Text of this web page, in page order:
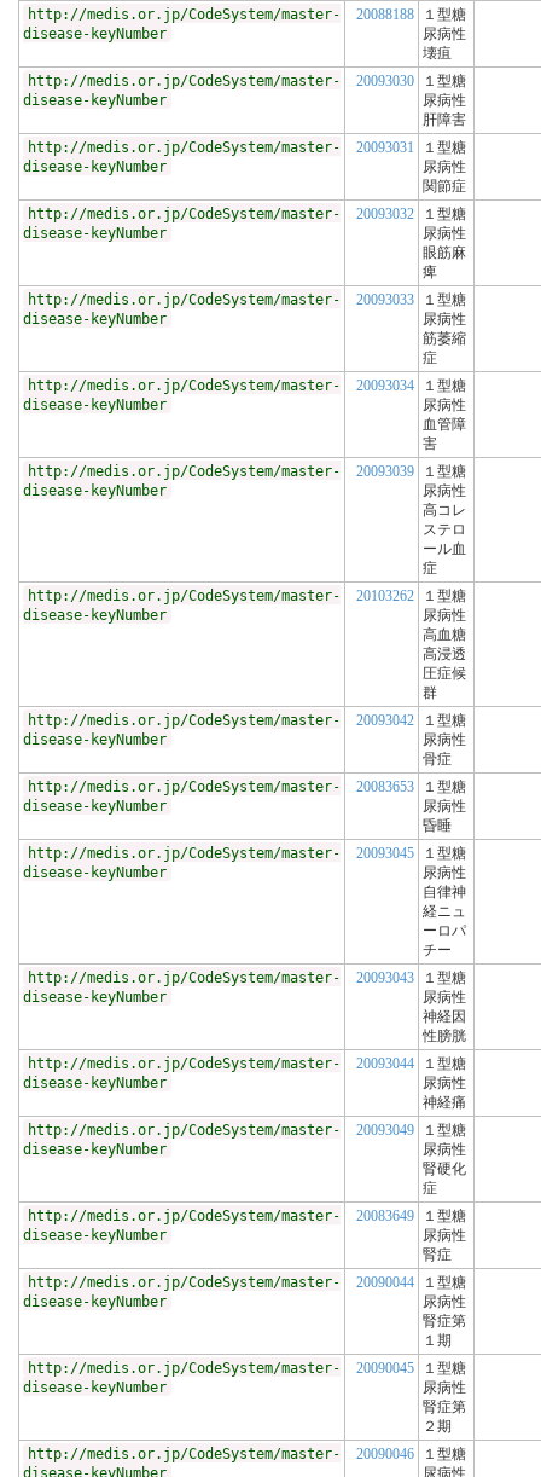
http://medis.or.jp/CodeSystem/master-
disease-keyNumber
20088188
１型糖
尿病性
壊疽
http://medis.or.jp/CodeSystem/master-
disease-keyNumber
20093030
１型糖
尿病性
肝障害
http://medis.or.jp/CodeSystem/master-
disease-keyNumber
20093031
１型糖
尿病性
関節症
http://medis.or.jp/CodeSystem/master-
disease-keyNumber
20093032
１型糖
尿病性
眼筋麻
痺
http://medis.or.jp/CodeSystem/master-
disease-keyNumber
20093033
１型糖
尿病性
筋萎縮
症
http://medis.or.jp/CodeSystem/master-
disease-keyNumber
20093034
１型糖
尿病性
血管障
害
http://medis.or.jp/CodeSystem/master-
disease-keyNumber
20093039
１型糖
尿病性
高コレ
ステロ
ール血
症
http://medis.or.jp/CodeSystem/master-
disease-keyNumber
20103262
１型糖
尿病性
高血糖
高浸透
圧症候
群
http://medis.or.jp/CodeSystem/master-
disease-keyNumber
20093042
１型糖
尿病性
骨症
http://medis.or.jp/CodeSystem/master-
disease-keyNumber
20083653
１型糖
尿病性
昏睡
http://medis.or.jp/CodeSystem/master-
disease-keyNumber
20093045
１型糖
尿病性
自律神
経ニュ
ーロパ
チー
http://medis.or.jp/CodeSystem/master-
disease-keyNumber
20093043
１型糖
尿病性
神経因
性膀胱
http://medis.or.jp/CodeSystem/master-
disease-keyNumber
20093044
１型糖
尿病性
神経痛
http://medis.or.jp/CodeSystem/master-
disease-keyNumber
20093049
１型糖
尿病性
腎硬化
症
http://medis.or.jp/CodeSystem/master-
disease-keyNumber
20083649
１型糖
尿病性
腎症
http://medis.or.jp/CodeSystem/master-
disease-keyNumber
20090044
１型糖
尿病性
腎症第
１期
http://medis.or.jp/CodeSystem/master-
disease-keyNumber
20090045
１型糖
尿病性
腎症第
２期
http://medis.or.jp/CodeSystem/master-
20090046
１型糖